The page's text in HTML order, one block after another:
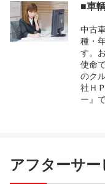
■車
中古
種・
す。
使命
のク
社Ｈ
ー』
アフターサー